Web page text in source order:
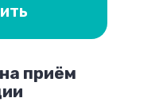
приём